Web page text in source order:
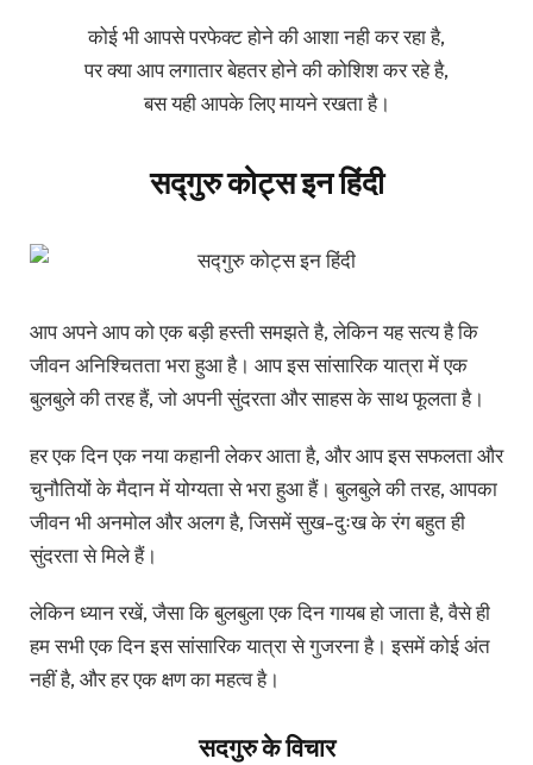
कोई भी आपसे परफेक्ट होने की आशा नही कर रहा है,
पर क्या आप लगातार बेहतर होने की कोशिश कर रहे है,
बस यही आपके लिए मायने रखता है।
सद्गुरु कोट्स इन हिंदी
आप अपने आप को एक बड़ी हस्ती समझते है, लेकिन यह सत्य है कि
जीवन अनिश्चितता भरा हुआ है। आप इस सांसारिक यात्रा में एक
बुलबुले की तरह हैं, जो अपनी सुंदरता और साहस के साथ फूलता है।
हर एक दिन एक नया कहानी लेकर आता है, और आप इस सफलता और
चुनौतियों के मैदान में योग्यता से भरा हुआ हैं। बुलबुले की तरह, आपका
जीवन भी अनमोल और अलग है, जिसमें सुख-दुःख के रंग बहुत ही
सुंदरता से मिले हैं।
लेकिन ध्यान रखें, जैसा कि बुलबुला एक दिन गायब हो जाता है, वैसे ही
हम सभी एक दिन इस सांसारिक यात्रा से गुजरना है। इसमें कोई अंत
नहीं है, और हर एक क्षण का महत्व है।
सदगुरु के विचार